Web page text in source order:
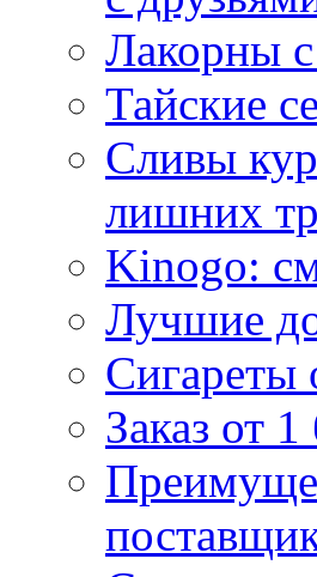
Лакорны
Тайские
Сливы
лишних
Kinogo:
Лучшие
Сигареты
Заказ от